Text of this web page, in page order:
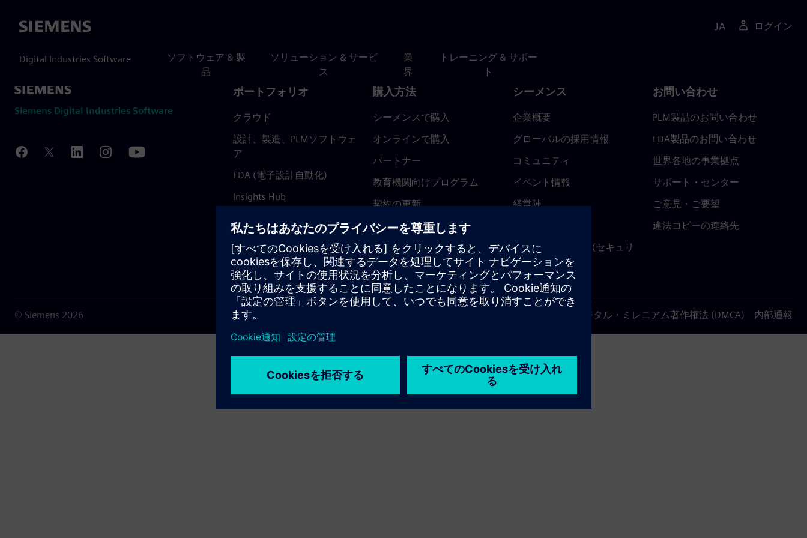
Siemens
Digital Industries Software
ソフトウェア & 製
品
ソリューション & サービ
ス
業
界
トレーニング & サポー
ト
JA ログイン
Siemens Digital Industries Software
ポートフォリオ
クラウド
設計、製造、PLMソフトウェ
ア
EDA (電子設計自動化)
Insights Hub
購入方法
シーメンスで購入
オンラインで購入
パートナー
教育機関向けプログラム
契約の更新
返金ポリシー
シーメンス
企業概要
グローバルの採用情報
コミュニティ
イベント情報
経営陣
トラストセンター (セキュリ
ティ関連情報)
お問い合わせ
PLM製品のお問い合わせ
EDA製品のお問い合わせ
世界各地の事業拠点
サポート・センター
ご意見・ご要望
違法コピーの連絡先
© Siemens 2026 デジタル・ミレニアム著作権法 (DMCA) 内部通報